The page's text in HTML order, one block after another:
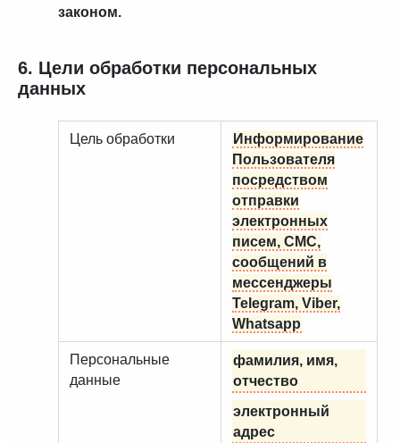
законом.
6. Цели обработки персональных
данных
Цель обработки
Информирование
Пользователя
посредством
отправки
электронных
писем, СМС,
сообщений в
мессенджеры
Telegram, Viber,
Whatsapp
Персональные
данные
фамилия, имя,
отчество
электронный
адрес